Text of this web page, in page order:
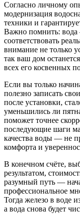
Согласно личному
модернизация
техники и
Важно помнить: вода
соответствовать
внимание не только
так ваш дом
всех его косвенных
Если вы только
полезно записать
после установки,
уменьшились ли
поможет точнее
последующие шаги
качества воды — не
комфорта и
В конечном счёте,
результатом,
разумный путь —
профессиональное
Тогда железо в воде
а вода снова будет